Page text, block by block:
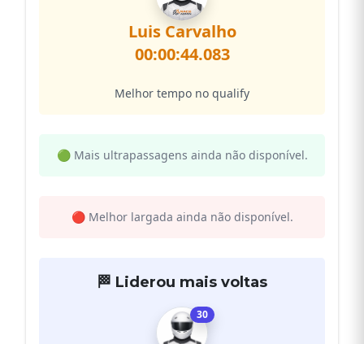
Luis Carvalho
00:00:44.083
Melhor tempo no qualify
🟢 Mais ultrapassagens ainda não disponível.
🔴 Melhor largada ainda não disponível.
🏁 Liderou mais voltas
30